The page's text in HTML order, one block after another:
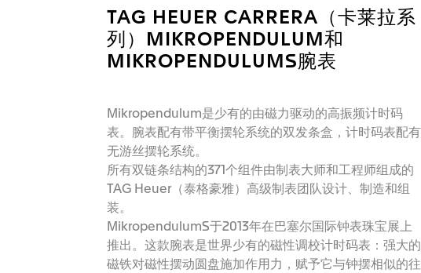
TAG HEUER CARRERA（卡莱拉系
列）MIKROPENDULUM和
MIKROPENDULUMS腕表
Mikropendulum是少有的由磁力驱动的高振频计时码
表。腕表配有带平衡摆轮系统的双发条盒，计时码表配有
无游丝摆轮系统。
所有双链条结构的371个组件由制表大师和工程师组成的
TAG Heuer（泰格豪雅）高级制表团队设计、制造和组
装。
MikropendulumS于2013年在巴塞尔国际钟表珠宝展上
推出。这款腕表是世界少有的磁性调校计时码表：强大的
磁铁对磁性摆动圆盘施加作用力，赋予它与钟摆相似的往